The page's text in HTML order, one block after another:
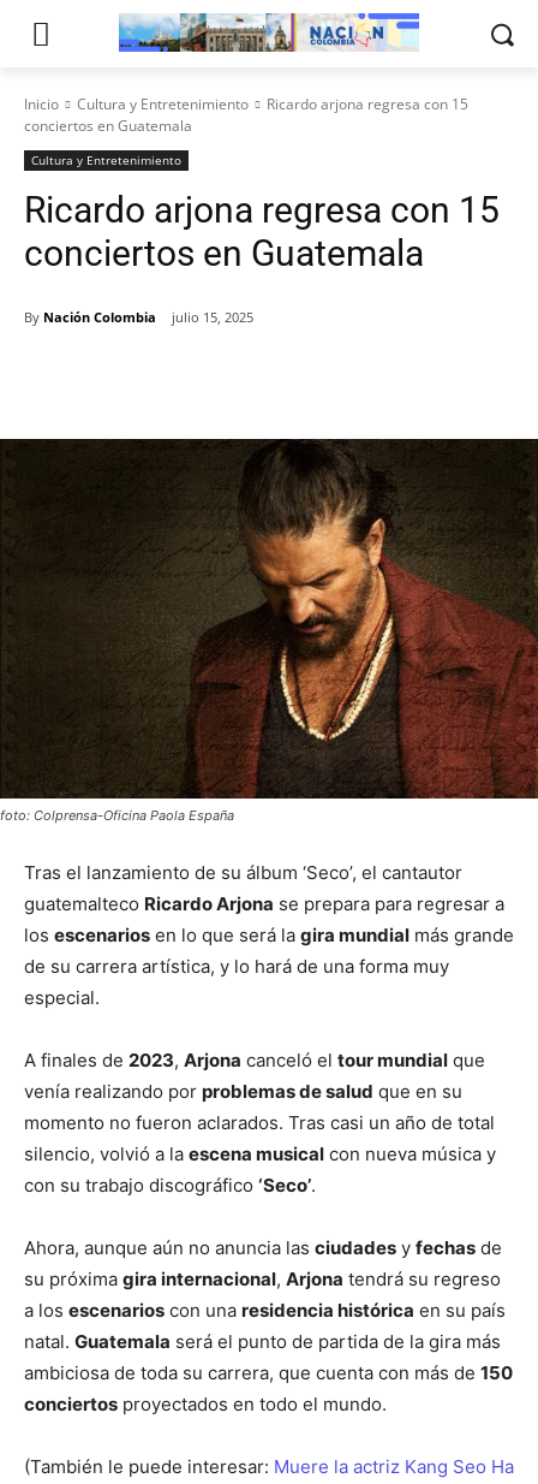
Inicio Cultura y Entretenimiento
Ricardo arjona regresa con 15
conciertos en Guatemala
Cultura y Entretenimiento
Ricardo arjona regresa con 15
conciertos en Guatemala
By Nación Colombia julio 15, 2025
foto: Colprensa-Oficina Paola España
Tras el lanzamiento de su álbum ‘Seco’, el cantautor
guatemalteco Ricardo Arjona se prepara para regresar a
los escenarios en lo que será la gira mundial más grande
de su carrera artística, y lo hará de una forma muy
especial.
A finales de 2023, Arjona canceló el tour mundial que
venía realizando por problemas de salud que en su
momento no fueron aclarados. Tras casi un año de total
silencio, volvió a la escena musical con nueva música y
con su trabajo discográfico ‘Seco’.
Ahora, aunque aún no anuncia las ciudades y fechas de
su próxima gira internacional, Arjona tendrá su regreso
a los escenarios con una residencia histórica en su país
natal. Guatemala será el punto de partida de la gira más
ambiciosa de toda su carrera, que cuenta con más de 150
conciertos proyectados en todo el mundo.
(También le puede interesar: Muere la actriz Kang Seo Ha